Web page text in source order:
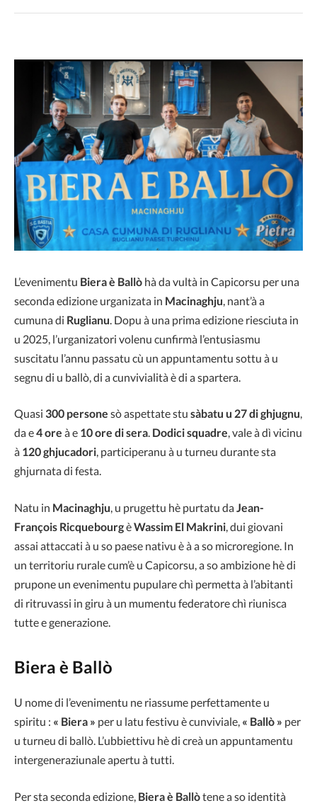
L’evenimentu Biera è Ballò hà da vultà in Capicorsu per una
seconda edizione urganizata in Macinaghju, nant’à a
cumuna di Ruglianu. Dopu à una prima edizione riesciuta in
u 2025, l’urganizatori volenu cunfirmà l’entusiasmu
suscitatu l’annu passatu cù un appuntamentu sottu à u
segnu di u ballò, di a cunvivialità è di a spartera.
Quasi 300 persone sò aspettate stu sàbatu u 27 di ghjugnu,
da e4 ore à e 10 ore di sera. Dodici squadre, vale à dì vicinu
à 120 ghjucadori, participeranu à u turneu durante sta
ghjurnata di festa.
Natu in Macinaghju, u prugettu hè purtatu daJean-
François RicquebourgèWassim El Makrini, dui giovani
assai attaccati à u so paese nativu è à a so microregione. In
un territoriu rurale cum’è u Capicorsu, a so ambizione hè di
prupone un evenimentu pupulare chì permetta à l’abitanti
di ritruvassi in giru à un mumentu federatore chì riunisca
tutte e generazione.
Biera è Ballò
U nome di l’evenimentu ne riassume perfettamente u
spiritu : « Biera » per u latu festivu è cunviviale, « Ballò » per
u turneu di ballò. L’ubbiettivu hè di creà un appuntamentu
intergeneraziunale apertu à tutti.
Per sta seconda edizione, Biera è Ballòtene a so identità